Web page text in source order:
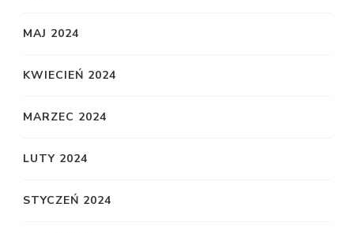
MAJ 2024
KWIECIEŃ 2024
MARZEC 2024
LUTY 2024
STYCZEŃ 2024